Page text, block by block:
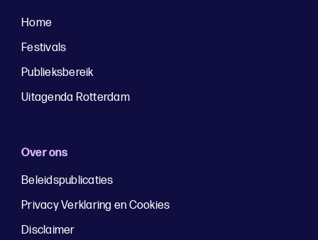
Home
Festivals
Publieksbereik
Uitagenda Rotterdam
Over ons
Beleidspublicaties
Privacy Verklaring en Cookies
Disclaimer